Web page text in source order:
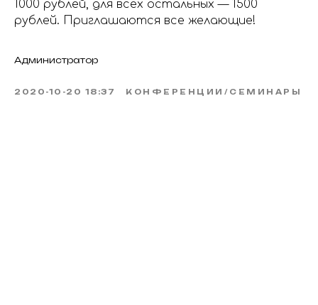
1000 рублей, для всех остальных — 1500
рублей. Приглашаются все желающие!
Администратор
2020-10-20 18:37 КОНФЕРЕНЦИИ/СЕМИНАРЫ